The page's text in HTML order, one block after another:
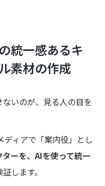
統一感あるキ
素材の作成
いのが、見る人の目を
ィアで「案内役」とし
ーを、AIを使って統一
証します。